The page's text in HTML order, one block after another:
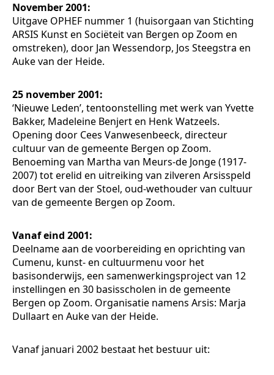
November 2001:
Uitgave OPHEF nummer 1 (huisorgaan van Stichting
ARSIS Kunst en Sociëteit van Bergen op Zoom en
omstreken), door Jan Wessendorp, Jos Steegstra en
Auke van der Heide.
25 november 2001:
‘Nieuwe Leden’, tentoonstelling met werk van Yvette
Bakker, Madeleine Benjert en Henk Watzeels.
Opening door Cees Vanwesenbeeck, directeur
cultuur van de gemeente Bergen op Zoom.
Benoeming van Martha van Meurs-de Jonge (1917-
2007) tot erelid en uitreiking van zilveren Arsisspeld
door Bert van der Stoel, oud-wethouder van cultuur
van de gemeente Bergen op Zoom.
Vanaf eind 2001:
Deelname aan de voorbereiding en oprichting van
Cumenu, kunst- en cultuurmenu voor het
basisonderwijs, een samenwerkingsproject van 12
instellingen en 30 basisscholen in de gemeente
Bergen op Zoom. Organisatie namens Arsis: Marja
Dullaart en Auke van der Heide.
Vanaf januari 2002 bestaat het bestuur uit: